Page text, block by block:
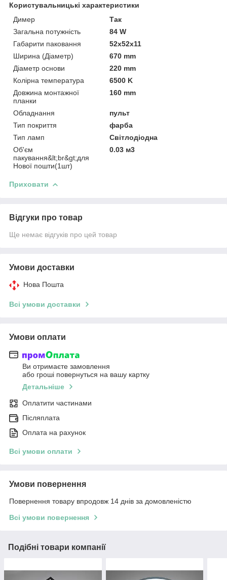
Користувальницькі характеристики
Димер
Так
Загальна потужність
84 W
Габарити паковання
52x52x11
Ширина (Діаметр)
670 mm
Діаметр основи
220 mm
Колірна температура
6500 K
Довжина монтажної
планки
160 mm
Обладнання
пульт
Тип покриття
фарба
Тип ламп
Світлодіодна
Об'єм
пакування&lt;br&gt;для
Нової пошти(1шт)
0.03 м3
Приховати
Відгуки про товар
Ще немає відгуків про цей товар
Умови доставки
Нова Пошта
Всі умови доставки
Умови оплати
Ви отримаєте замовлення
або гроші повернуться на вашу картку
Детальніше
Оплатити частинами
Післяплата
Оплата на рахунок
Всі умови оплати
Умови повернення
Повернення товару впродовж 14 днів за домовленістю
Всі умови повернення
Подібні товари компанії